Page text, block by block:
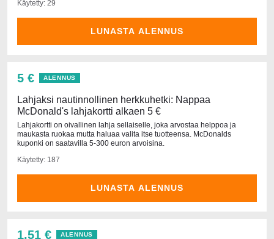
Käytetty: 29
LUNASTA ALENNUS
5 € ALENNUS
Lahjaksi nautinnollinen herkkuhetki: Nappaa
McDonald's lahjakortti alkaen 5 €
Lahjakortti on oivallinen lahja sellaiselle, joka arvostaa helppoa ja
maukasta ruokaa mutta haluaa valita itse tuotteensa. McDonalds
kuponki on saatavilla 5-300 euron arvoisina.
Käytetty: 187
LUNASTA ALENNUS
1,51 € ALENNUS